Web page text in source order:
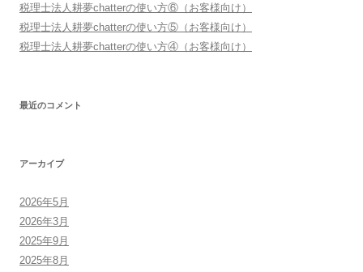
税理士法人耕夢chatterの使い方⑥（お客様向け）
税理士法人耕夢chatterの使い方⑤（お客様向け）
税理士法人耕夢chatterの使い方④（お客様向け）
最近のコメント
アーカイブ
2026年5月
2026年3月
2025年9月
2025年8月